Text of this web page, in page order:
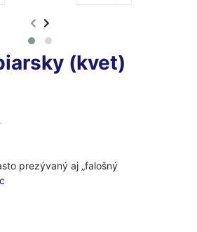
(kvet)
prezývaný aj „falošný